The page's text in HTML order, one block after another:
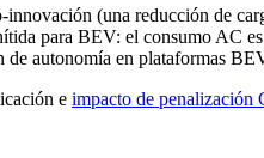
(una reducción de
para BEV: el consumo AC
autonomía en plataformas
e impacto de penalización